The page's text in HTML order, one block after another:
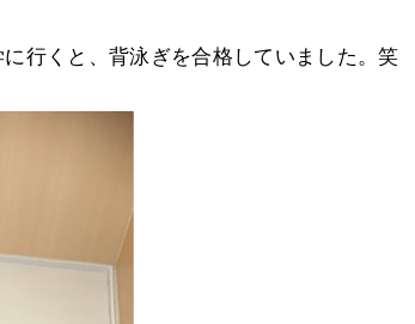
行くと、背泳ぎを合格していました。笑